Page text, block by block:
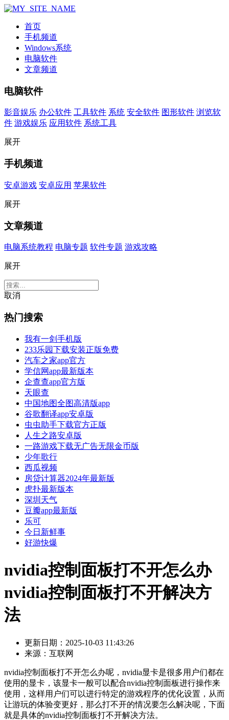
首页
手机频道
Windows系统
电脑软件
文章频道
电脑软件
影音娱乐 办公软件 工具软件 系统 安全软件 图形软件 浏览软
件 游戏娱乐 应用软件 系统工具
展开
手机频道
安卓游戏 安卓应用 苹果软件
展开
文章频道
电脑系统教程 电脑专题 软件专题 游戏攻略
展开
取消
热门搜索
我有一剑手机版
233乐园下载安装正版免费
汽车之家app官方
学信网app最新版本
企查查app官方版
天眼查
中国地图全图高清版app
谷歌翻译app安卓版
虫虫助手下载官方正版
人生之路安卓版
一路游戏下载无广告无限金币版
少年歌行
西瓜视频
房贷计算器2024年最新版
虎扑最新版本
深圳天气
豆瓣app最新版
乐可
今日新鲜事
好游快爆
nvidia控制面板打不开怎么办
nvidia控制面板打不开解决方
法
更新日期： 2025-10-03 11:43:26
来源： 互联网
nvidia控制面板打不开怎么办呢，nvidia显卡是很多用户们都在
使用的显卡，该显卡一般可以配合nvidia控制面板进行操作来
使用，这样用户们可以进行特定的游戏程序的优化设置，从而
让游玩的体验变更好，那么打不开的情况要怎么解决呢，下面
就是具体的nvidia控制面板打不开解决方法。